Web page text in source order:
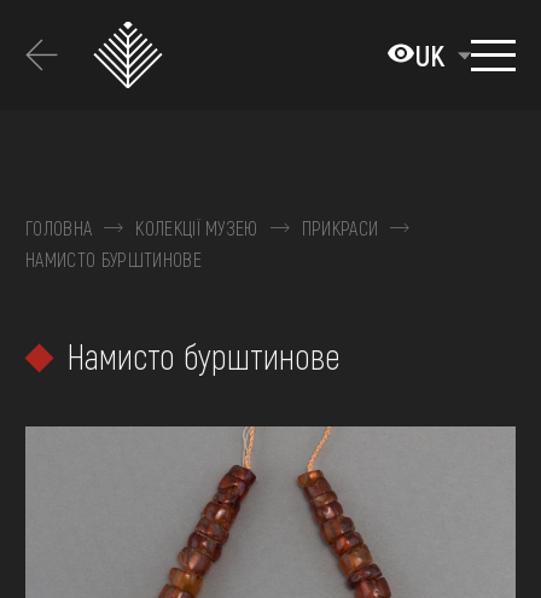
основного
UK
КОЛЕКЦІЇ
ВИСТАВКИ ТА ПОДІЇ
ВІДВІДАТИ
НАВЧИТИСЯ
ОНЛАЙН-КРАМНИЦЯ
ГОЛОВНА КОЛЕКЦІЇ МУЗЕЮ
ПРИКРАСИ
НАМИСТО БУРШТИНОВЕ
Намисто бурштинове